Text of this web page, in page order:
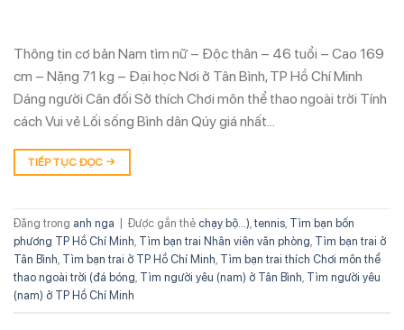
Thông tin cơ bản Nam tìm nữ – Độc thân – 46 tuổi – Cao 169
cm – Nặng 71 kg – Đại học Nơi ở Tân Bình, TP Hồ Chí Minh
Dáng người Cân đối Sở thích Chơi môn thể thao ngoài trời Tính
cách Vui vẻ Lối sống Bình dân Qúy giá nhất…
TIẾP TỤC ĐỌC →
Đăng trong anh nga Được gắn thẻ chạy bộ...), tennis, Tìm bạn bốn
phương TP Hồ Chí Minh, Tìm bạn trai Nhân viên văn phòng, Tìm bạn trai ở
Tân Bình, Tìm bạn trai ở TP Hồ Chí Minh, Tìm bạn trai thích Chơi môn thể
thao ngoài trời (đá bóng, Tìm người yêu (nam) ở Tân Bình, Tìm người yêu
(nam) ở TP Hồ Chí Minh